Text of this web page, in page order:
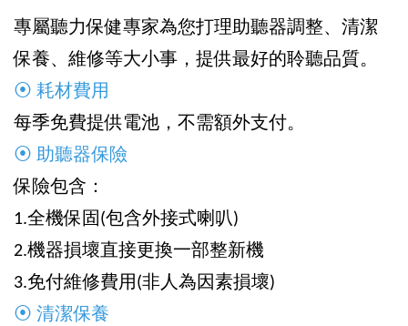
專屬聽力保健專家為您打理助聽器調整、清潔
保養、維修等大小事，提供最好的聆聽品質。
⦿ 耗材費用
每季免費提供電池，不需額外支付。
⦿ 助聽器保險
保險包含：
1.全機保固(包含外接式喇叭)
2.機器損壞直接更換一部整新機
3.免付維修費用(非人為因素損壞)
⦿ 清潔保養